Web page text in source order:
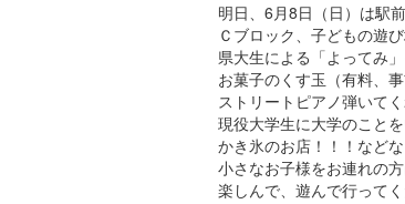
明日、6月8日（日）は駅
Ｃブロック、子どもの遊
県大生による「よってみ
お菓子のくす玉（有料、事
ストリートピアノ弾いて
現役大学生に大学のこと
かき氷のお店！！！など
小さなお子様をお連れの
楽しんで、遊んで行ってく